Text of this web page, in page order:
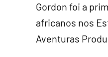
Gordon foi a
africanos nos
Aventuras